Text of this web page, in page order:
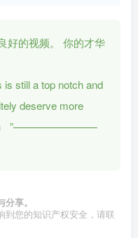
好的视频。 你的才华
is still a top notch and
deserve more
”————————
享。
到您的知识产权安全，请联